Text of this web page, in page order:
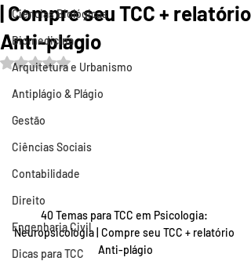
Ciências Biológicas
Biomedicina
Arquitetura e Urbanismo
Antiplágio & Plágio
Gestão
Ciências Sociais
Contabilidade
Direito
Engenharia Civil
Dicas para TCC
| Compre seu TCC + relatório
Anti-plágio
Avaliado com NaN de 5 estrelas.
40 Temas para TCC em Psicologia:
Neuropsicologia | Compre seu TCC + relatório
Anti-plágio